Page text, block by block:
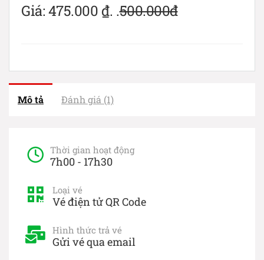
Giá:475.000 ₫. .500.000đ
Mô tả Đánh giá (1)
Thời gian hoạt động
7h00 - 17h30
Loại vé
Vé điện tử QR Code
Hình thức trả vé
Gửi vé qua email